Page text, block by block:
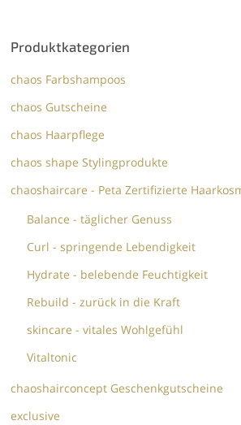
Produktkategorien
chaos Farbshampoos
chaos Gutscheine
chaos Haarpflege
chaos shape Stylingprodukte
chaoshaircare - Peta Zertifizierte
Balance - täglicher Genuss
Curl - springende Lebendigkeit
Hydrate - belebende Feuchtigkeit
Rebuild - zurück in die Kraft
skincare - vitales Wohlgefühl
Vitaltonic
chaoshairconcept Geschenkgutscheine
exclusive